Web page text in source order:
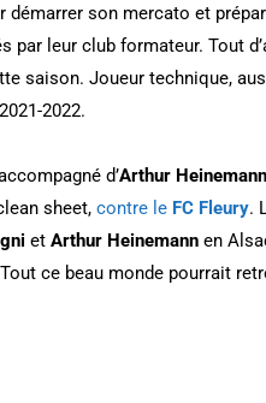
démarrer son mercato et
par leur club formateur. Tout
saison. Joueur technique,
2022.
d’Arthur Heinemann
sheet, contre le FC Fleury.
et Arthur Heinemann en
ce beau monde pourrait